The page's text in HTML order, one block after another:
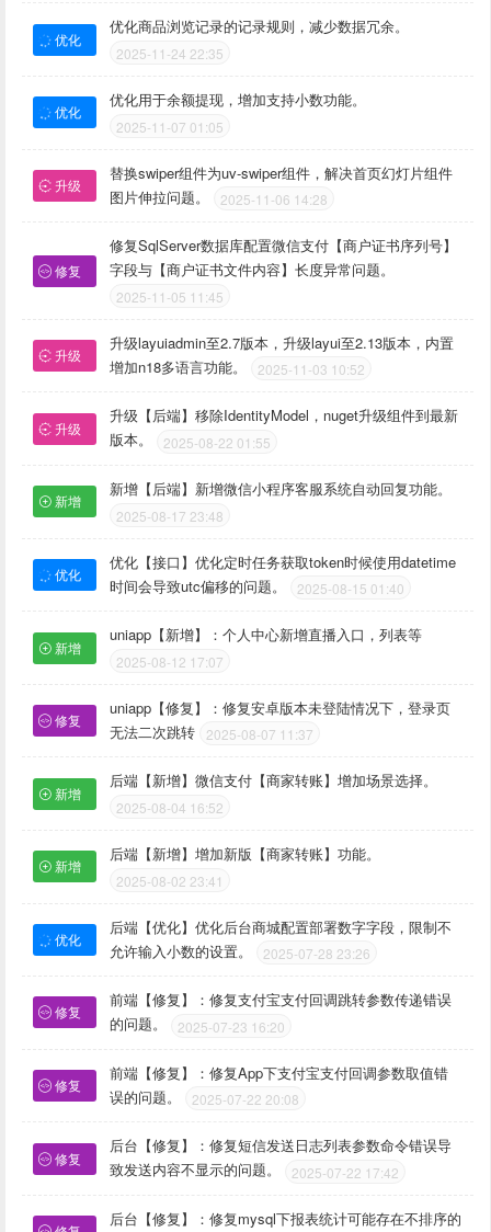
优化
优化商品浏览记录的记录规则，减少数据冗余。
2025-11-24 22:35
优化
优化用于余额提现，增加支持小数功能。
2025-11-07 01:05
升级
替换swiper组件为uv-swiper组件，解决首页幻灯片组件
图片伸拉问题。
2025-11-06 14:28
修复
修复SqlServer数据库配置微信支付【商户证书序列号】
字段与【商户证书文件内容】长度异常问题。
2025-11-05 11:45
升级
升级layuiadmin至2.7版本，升级layui至2.13版本，内置
增加n18多语言功能。
2025-11-03 10:52
升级
升级【后端】移除IdentityModel，nuget升级组件到最新
版本。
2025-08-22 01:55
新增
新增【后端】新增微信小程序客服系统自动回复功能。
2025-08-17 23:48
优化
优化【接口】优化定时任务获取token时候使用datetime
时间会导致utc偏移的问题。
2025-08-15 01:40
新增
uniapp【新增】：个人中心新增直播入口，列表等
2025-08-12 17:07
修复
uniapp【修复】：修复安卓版本未登陆情况下，登录页
无法二次跳转
2025-08-07 11:37
新增
后端【新增】微信支付【商家转账】增加场景选择。
2025-08-04 16:52
新增
后端【新增】增加新版【商家转账】功能。
2025-08-02 23:41
优化
后端【优化】优化后台商城配置部署数字字段，限制不
允许输入小数的设置。
2025-07-28 23:26
修复
前端【修复】：修复支付宝支付回调跳转参数传递错误
的问题。
2025-07-23 16:20
修复
前端【修复】：修复App下支付宝支付回调参数取值错
误的问题。
2025-07-22 20:08
修复
后台【修复】：修复短信发送日志列表参数命令错误导
致发送内容不显示的问题。
2025-07-22 17:42
后台【修复】：修复mysql下报表统计可能存在不排序的